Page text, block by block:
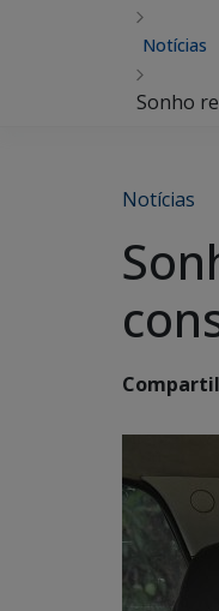
Notícias
Sonho
Notícias